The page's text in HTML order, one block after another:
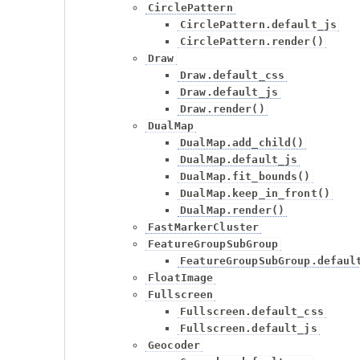
CirclePattern
CirclePattern.default_js
CirclePattern.render()
Draw
Draw.default_css
Draw.default_js
Draw.render()
DualMap
DualMap.add_child()
DualMap.default_js
DualMap.fit_bounds()
DualMap.keep_in_front()
DualMap.render()
FastMarkerCluster
FeatureGroupSubGroup
FloatImage
Fullscreen
Fullscreen.default_css
Fullscreen.default_js
Geocoder